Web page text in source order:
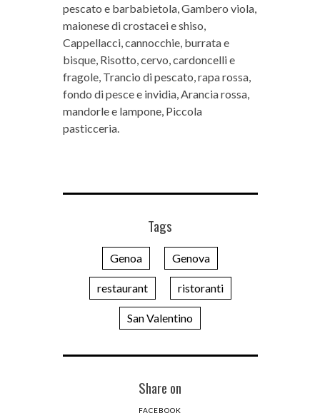
pescato e barbabietola, Gambero viola,
maionese di crostacei e shiso,
Cappellacci, cannocchie, burrata e
bisque, Risotto, cervo, cardoncelli e
fragole, Trancio di pescato, rapa rossa,
fondo di pesce e invidia, Arancia rossa,
mandorle e lampone, Piccola
pasticceria.
Tags
Genoa Genova
restaurant ristoranti
San Valentino
Share on
FACEBOOK